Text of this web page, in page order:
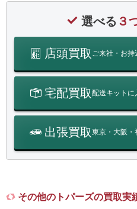
選べる ３
店頭買取 ご来社・お持
宅配買取配送キットに
出張買取東京・大阪・
その他のトパーズの買取実